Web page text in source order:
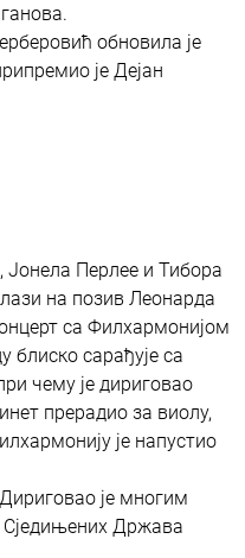
обновила је
је Дејан
Јонела Перлее и Тибора
на позив Леонарда
са Филхармонијом
блиско сарађује са
чему је дириговао
прерадио за виолу,
је напустио
је многим
Држава